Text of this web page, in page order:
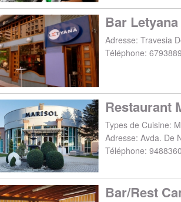
Bar Letyana
Adresse: Travesia
Téléphone:
Restaurant
Types de Cuisine:
Adresse: Avda. De
Téléphone:
Bar/Rest